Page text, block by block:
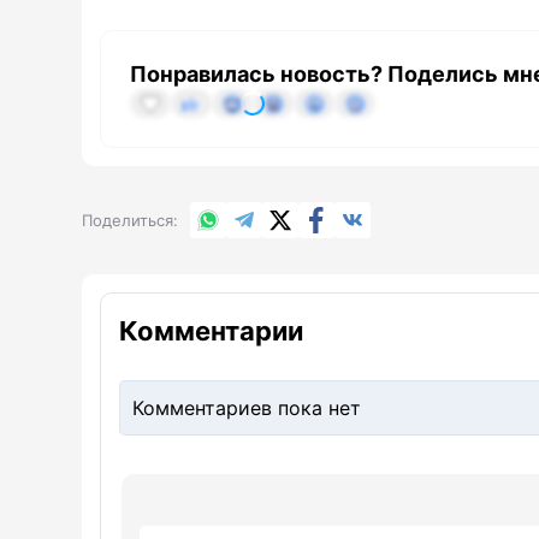
Понравилась новость? Поделись
Поделиться WhatsApp
TelegramX.comFacebook
Комментарии
Комментариев пока нет